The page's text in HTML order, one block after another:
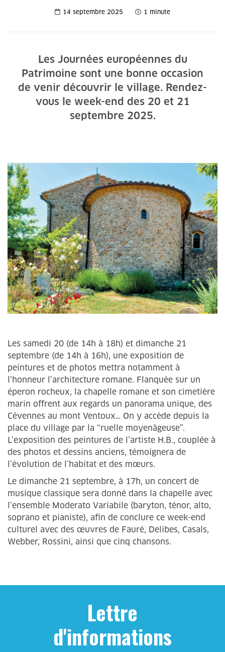
14 septembre 2025 1 minute
Les Journées européennes du
Patrimoine sont une bonne occasion
de venir découvrir le village. Rendez-
vous le week-end des 20 et 21
septembre 2025.
Les samedi 20 (de 14h à 18h) et dimanche 21
septembre (de 14h à 16h), une exposition de
peintures et de photos mettra notamment à
l’honneur l’architecture romane. Flanquée sur un
éperon rocheux, la chapelle romane et son cimetière
marin offrent aux regards un panorama unique, des
Cévennes au mont Ventoux… On y accède depuis la
place du village par la “ruelle moyenâgeuse”.
L’exposition des peintures de l’artiste H.B., couplée à
des photos et dessins anciens, témoignera de
l’évolution de l’habitat et des mœurs.
Le dimanche 21 septembre, à 17h, un concert de
musique classique sera donné dans la chapelle avec
l’ensemble Moderato Variabile (baryton, ténor, alto,
soprano et pianiste), afin de conclure ce week-end
culturel avec des œuvres de Fauré, Delibes, Casals,
Webber, Rossini, ainsi que cinq chansons.
Lettre
d'informations